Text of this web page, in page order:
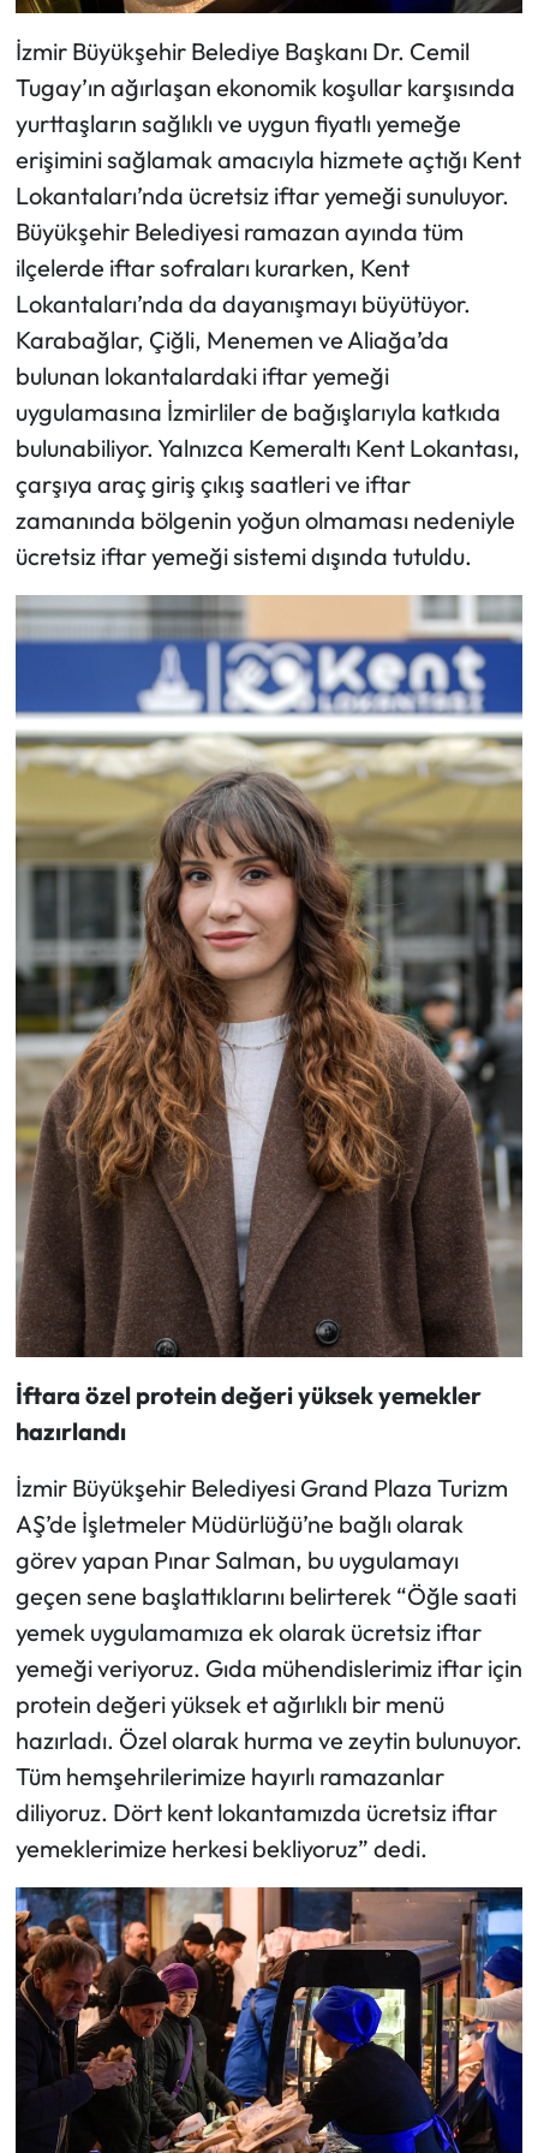
İzmir Büyükşehir Belediye Başkanı Dr. Cemil
Tugay’ın ağırlaşan ekonomik koşullar karşısında
yurttaşların sağlıklı ve uygun fiyatlı yemeğe
erişimini sağlamak amacıyla hizmete açtığı Kent
Lokantaları’nda ücretsiz iftar yemeği sunuluyor.
Büyükşehir Belediyesi ramazan ayında tüm
ilçelerde iftar sofraları kurarken, Kent
Lokantaları’nda da dayanışmayı büyütüyor.
Karabağlar, Çiğli, Menemen ve Aliağa’da
bulunan lokantalardaki iftar yemeği
uygulamasına İzmirliler de bağışlarıyla katkıda
bulunabiliyor. Yalnızca Kemeraltı Kent Lokantası,
çarşıya araç giriş çıkış saatleri ve iftar
zamanında bölgenin yoğun olmaması nedeniyle
ücretsiz iftar yemeği sistemi dışında tutuldu.
İftara özel protein değeri yüksek yemekler
hazırlandı
İzmir Büyükşehir Belediyesi Grand Plaza Turizm
AŞ’de İşletmeler Müdürlüğü’ne bağlı olarak
görev yapan Pınar Salman, bu uygulamayı
geçen sene başlattıklarını belirterek “Öğle saati
yemek uygulamamıza ek olarak ücretsiz iftar
yemeği veriyoruz. Gıda mühendislerimiz iftar için
protein değeri yüksek et ağırlıklı bir menü
hazırladı. Özel olarak hurma ve zeytin bulunuyor.
Tüm hemşehrilerimize hayırlı ramazanlar
diliyoruz. Dört kent lokantamızda ücretsiz iftar
yemeklerimize herkesi bekliyoruz” dedi.